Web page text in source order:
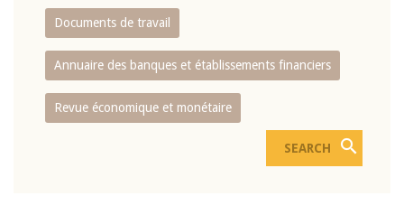
Documents de travail
Annuaire des banques et établissements financiers
Revue économique et monétaire